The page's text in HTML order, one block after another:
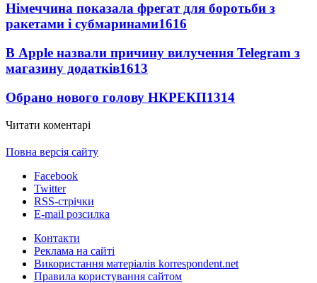
Німеччина показала фрегат для боротьби з
ракетами і субмаринами1616
В Apple назвали причину вилучення Telegram з
магазину додатків1613
Обрано нового голову НКРЕКП1314
Читати коментарі
Повна версія сайту
Facebook
Twitter
RSS-стрічки
E-mail розсилка
Контакти
Реклама на сайті
Використання матеріалів korrespondent.net
Правила користування сайтом